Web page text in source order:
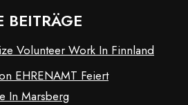
BEITRÄGE
Volunteer Work In Finnland
EHRENAMT Feiert
In Marsberg